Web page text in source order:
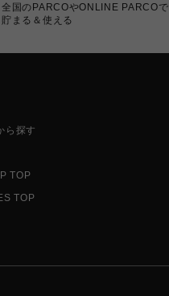
全国のPARCOやONLINE PARCOで
貯まる＆使える
ら探す
TOP
TOP